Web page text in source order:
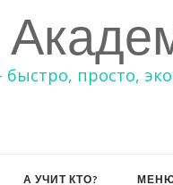
быстро, просто,
А УЧИТ КТО?